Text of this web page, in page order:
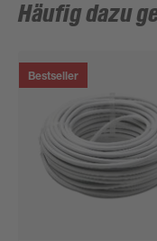
Häufig dazu
Bestseller